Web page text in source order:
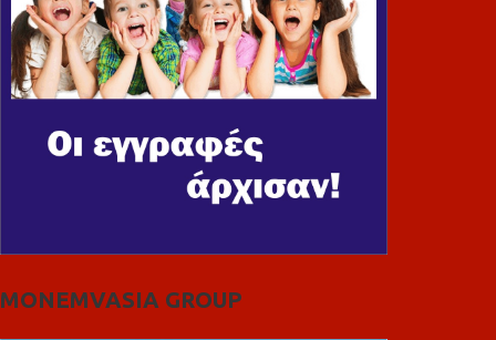
MONEMVASIA GROUP